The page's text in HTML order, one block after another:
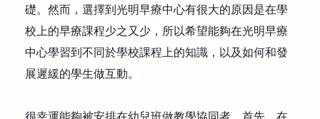
公益義賣
礎。然而，選擇到光明早療中心有很大的原因是在學
校上的早療課程少之又少，所以希望能夠在光明早療
中心學習到不同於學校課程上的知識，以及如何和發
展遲緩的學生做互動。
很幸運能夠被安排在幼兒班做教學協同者。首先，在